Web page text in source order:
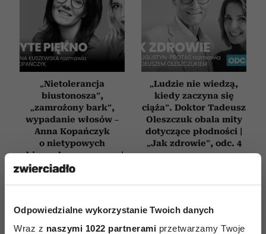
Odpowiedzialne wykorzystanie Twoich danych
Wraz z naszymi 1022 partnerami przetwarzamy Twoje
„Nietolerancja
biustonosza”,
„zamrożony bark”,
wypadanie włosów –
Anna Kopańczyk
o nietypowych
objawach menopauzy |
„Ukryte piękno” odc.
„Ludzie nie wiedzą,
kiedy zaczyna się
ciąża”. Doktor Tadeusz
Oleszczuk obala mity
dotyczące płodności |
„Jak zdrowie”, odc. 4